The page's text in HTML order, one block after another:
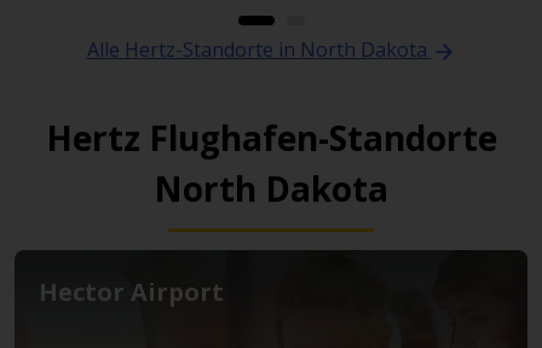
Alle Hertz-Standorte in North Dakota
Hertz Flughafen-Standorte
North Dakota
Hector Airport